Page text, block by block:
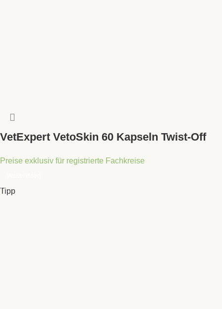
VetExpert VetoSkin 60 Kapseln Twist-Off
Preise exklusiv für registrierte Fachkreise
Tipp